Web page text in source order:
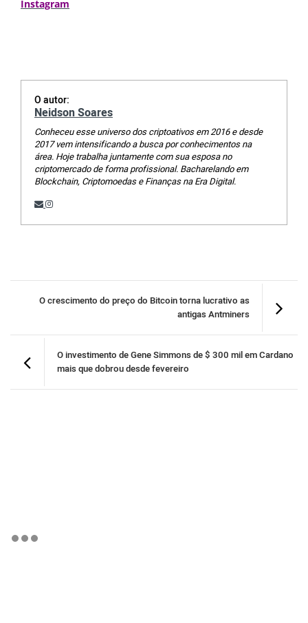
Instagram
O autor:
Neidson Soares
Conheceu esse universo dos criptoativos em 2016 e desde
2017 vem intensificando a busca por conhecimentos na
área. Hoje trabalha juntamente com sua esposa no
criptomercado de forma profissional. Bacharelando em
Blockchain, Criptomoedas e Finanças na Era Digital.
O crescimento do preço do Bitcoin torna lucrativo as
antigas Antminers
O investimento de Gene Simmons de $ 300 mil em Cardano
mais que dobrou desde fevereiro